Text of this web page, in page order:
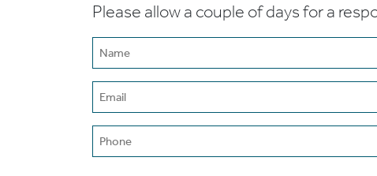
Please allow a couple of days for a
Name
(Required)
Email
(Required)
Phone